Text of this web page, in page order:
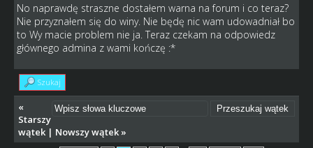
No naprawdę straszne dostałem warna na forum i co teraz?
Nie przyznałem się do winy. Nie będę nic wam udowadniał bo
to Wy macie problem nie ja. Teraz czekam na odpowiedz
głównego admina z wami kończę :*
Szukaj
«
Starszy
wątek| Nowszy wątek»